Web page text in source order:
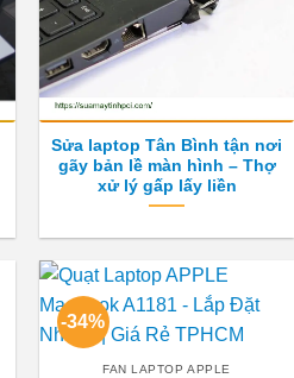
Sửa laptop Tân Bình tận nơi
gãy bản lề màn hình – Thợ
xử lý gấp lấy liền
-34%
FAN LAPTOP APPLE